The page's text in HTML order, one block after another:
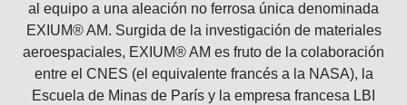
al equipo a una aleación no ferrosa única denominada
EXIUM® AM. Surgida de la investigación de materiales
aeroespaciales, EXIUM® AM es fruto de la colaboración
entre el CNES (el equivalente francés a la NASA), la
Escuela de Minas de París y la empresa francesa LBI